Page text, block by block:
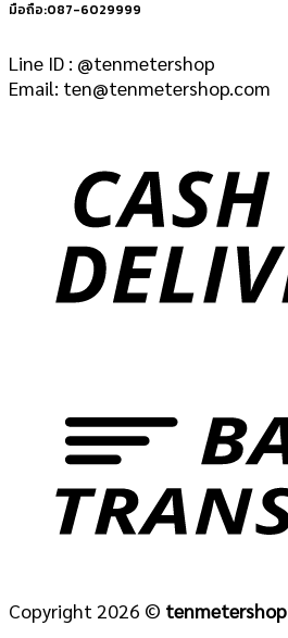
มือถือ:087-6029999
Line ID : @tenmetershop
Email: ten@tenmetershop.com
Copyright 2026 © tenmetershop